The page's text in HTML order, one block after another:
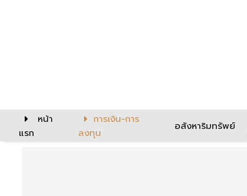
หน้า
แรก
การเงิน-การ
ลงทุน
อสังหาริมทรัพย์